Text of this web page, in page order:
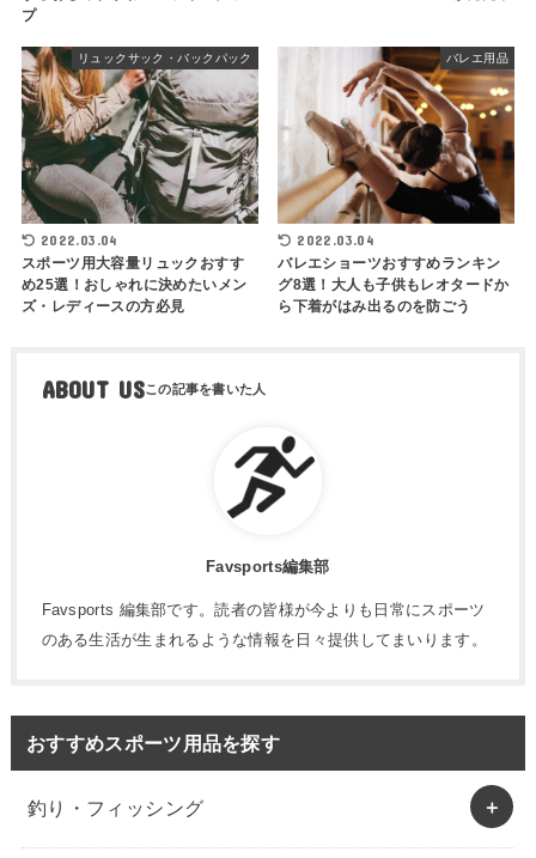
プ
リュックサック・バックパック
2022.03.04
スポーツ用大容量リュックおすす
め25選！おしゃれに決めたいメン
ズ・レディースの方必見
バレエ用品
2022.03.04
バレエショーツおすすめランキン
グ8選！大人も子供もレオタードか
ら下着がはみ出るのを防ごう
ABOUT US
Favsports編集部
Favsports 編集部です。読者の皆様が今よりも日常にスポーツ
のある生活が生まれるような情報を日々提供してまいります。
おすすめスポーツ用品を探す
釣り・フィッシング